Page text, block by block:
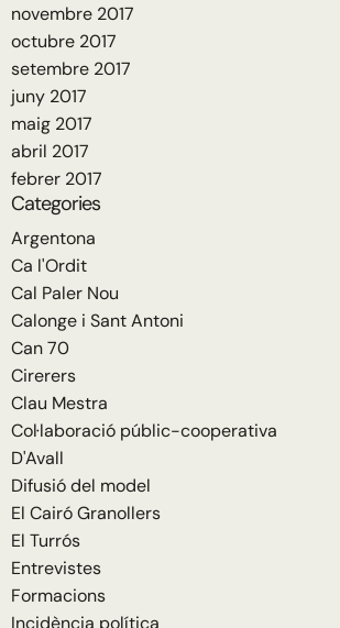
novembre 2017
octubre 2017
setembre 2017
juny 2017
maig 2017
abril 2017
febrer 2017
Categories
Argentona
Ca l'Ordit
Cal Paler Nou
Calonge i Sant Antoni
Can 70
Cirerers
Clau Mestra
Col·laboració públic-cooperativa
D'Avall
Difusió del model
El Cairó Granollers
El Turrós
Entrevistes
Formacions